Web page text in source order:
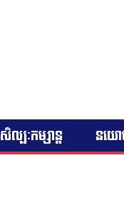
សិល្បៈកម្សាន្ត នយ